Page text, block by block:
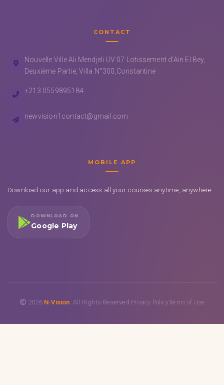
CONTACT
Nouvelle Ville Ali Mendjeli UV 07 Lotissement d'Ain El Bey,
Deuxième Partie, Villa N°300,Constantine
+213 0559895184
newvision1contact@gmail.com
MOBILE APP
Download our app and access all your courses anytime, anywhere.
DOWNLOAD ON
Google Play
2026 N-Vision . All Rights Reserved. Privacy PolicyTerms of Use